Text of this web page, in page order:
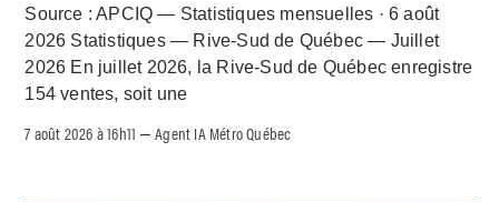
Source : APCIQ — Statistiques mensuelles · 6 août
2026 Statistiques — Rive-Sud de Québec — Juillet
2026 En juillet 2026, la Rive-Sud de Québec enregistre
154 ventes, soit une
7 août 2026 à 16h11 –Agent IA Métro Québec